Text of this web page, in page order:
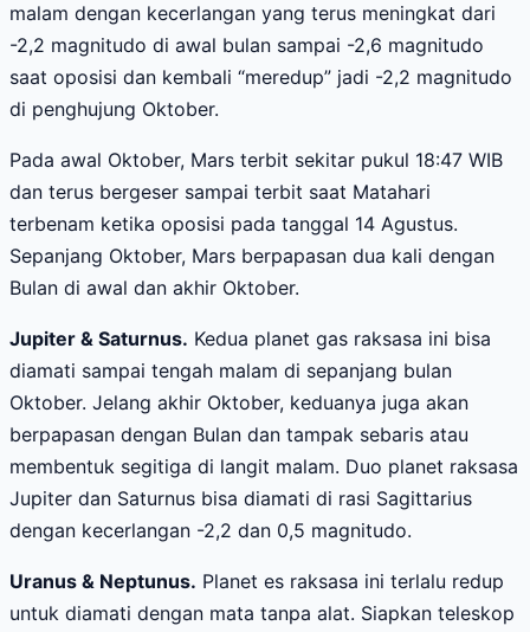
malam dengan kecerlangan yang terus meningkat dari
-2,2 magnitudo di awal bulan sampai -2,6 magnitudo
saat oposisi dan kembali “meredup” jadi -2,2 magnitudo
di penghujung Oktober.
Pada awal Oktober, Mars terbit sekitar pukul 18:47 WIB
dan terus bergeser sampai terbit saat Matahari
terbenam ketika oposisi pada tanggal 14 Agustus.
Sepanjang Oktober, Mars berpapasan dua kali dengan
Bulan di awal dan akhir Oktober.
Jupiter & Saturnus. Kedua planet gas raksasa ini bisa
diamati sampai tengah malam di sepanjang bulan
Oktober. Jelang akhir Oktober, keduanya juga akan
berpapasan dengan Bulan dan tampak sebaris atau
membentuk segitiga di langit malam. Duo planet raksasa
Jupiter dan Saturnus bisa diamati di rasi Sagittarius
dengan kecerlangan -2,2 dan 0,5 magnitudo.
Uranus & Neptunus. Planet es raksasa ini terlalu redup
untuk diamati dengan mata tanpa alat. Siapkan teleskop